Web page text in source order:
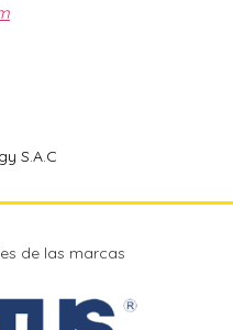
S.A.C
de las marcas